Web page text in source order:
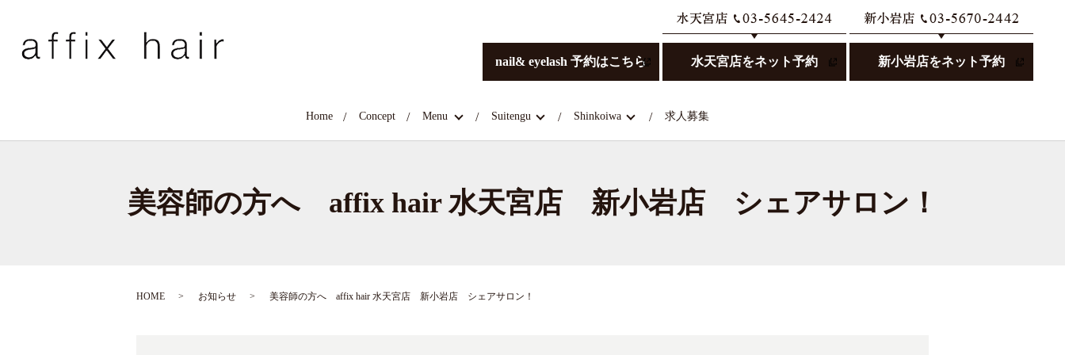
Home Concept Menu Suitengu Shinkoiwa 求人募集
nail& eyelash 予約はこちら 水天宮店をネット予約 新小岩店をネット予約
美容師の方へ affix hair 水天宮店 新小岩店 シェアサロン！
HOME お知らせ 美容師の方へ affix hair 水天宮店 新小岩店 シェアサロン！